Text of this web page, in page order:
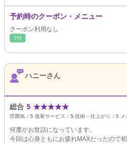
予約時のクーポン・メニュー
クーポン利用なし
ﾘﾗｸ
ハニーさん
総合 5 ★★★★★
雰囲気： 5 接客サービス： 5 技術・仕上がり： 5
何度かお世話になっています。
今回は心身ともにお疲れMAXだったので